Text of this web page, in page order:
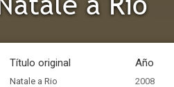
Título original
Natale a Rio
Año
2008